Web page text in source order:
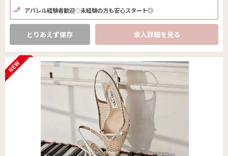
アパレル経験者歓迎◇未経験の方も安心スタート◎
とりあえず保存 求人詳細を見る